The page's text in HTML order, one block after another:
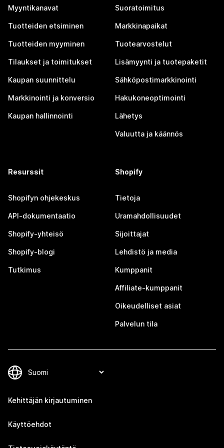
Myyntikanavat
Tuotteiden etsiminen
Tuotteiden myyminen
Tilaukset ja toimitukset
Kaupan suunnittelu
Markkinointi ja konversio
Kaupan hallinnointi
Suoratoimitus
Markkinapaikat
Tuotearvostelut
Lisämyynti ja tuotepaketit
Sähköpostimarkkinointi
Hakukoneoptimointi
Lähetys
Valuutta ja käännös
Resurssit
Shopifyn ohjekeskus
API-dokumentaatio
Shopify-yhteisö
Shopify-blogi
Tutkimus
Shopify
Tietoja
Uramahdollisuudet
Sijoittajat
Lehdistö ja media
Kumppanit
Affiliate-kumppanit
Oikeudelliset asiat
Palvelun tila
Kehittäjän kirjautuminen
Käyttöehdot